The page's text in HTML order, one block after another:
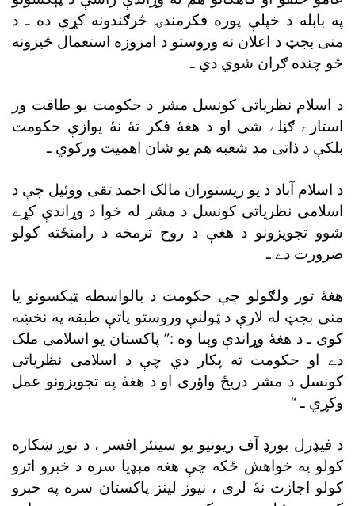
په بابله د خپلې پوره فکرمندۍ څرګندونه کړې ده ـ د
منى بجټ د اعلان نه وروستو د امروزه استعمال څيزونه
څو چنده ګران شوي دي ـ
د اسلام نظرياتى کونسل مشر د حکومت يو طاقت ور
استازے ګڼلے شى او د هغۀ فکر تۀ نۀ يوازې حکومت
بلکې د ذاتى مد شعبه هم يو شان اهميت ورکوي ـ
د اسلام آباد د يو ريستوران مالک احمد تقى ووئيل چې د
اسلامى نظرياتى کونسل د مشر له خوا د وړاندې کړے
شوو تجويزونو د هغې د روح ترمخه د رامنځته کولو
ضرورت دے ـ
هغۀ تور ولګولو چې حکومت د بالواسطه ټېکسونو يا
منى بجټ له لارې د ټولنې وروستو پاتې طبقه په نخښه
کوى ـ د هغۀ وړاندې وېنا وه :” پاکستان يو اسلامى ملک
دے او حکومت ته پکار دي چې د اسلامى نظرياتى
کونسل د مشر دريځ واؤرى او د هغۀ په تجويزونو عمل
وکړي ـ “
د فيډرل بورډ آف ريونيو يو سينئر افسر ، د نوږ ښکاره
کولو په خواهش ځکه چې هغه مېډيا سره د خبرو اترو
کولو اجازت نۀ لرى ، نيوز لينز پاکستان سره په خبرو